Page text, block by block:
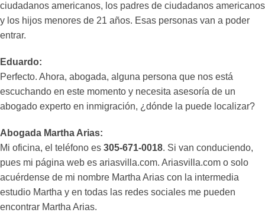
ciudadanos americanos, los padres de ciudadanos americanos
y los hijos menores de 21 años. Esas personas van a poder
entrar.
Eduardo:
Perfecto. Ahora, abogada, alguna persona que nos está
escuchando en este momento y necesita asesoría de un
abogado experto en inmigración, ¿dónde la puede localizar?
Abogada Martha Arias:
Mi oficina, el teléfono es 305-671-0018. Si van conduciendo,
pues mi página web es ariasvilla.com. Ariasvilla.com o solo
acuérdense de mi nombre Martha Arias con la intermedia
estudio Martha y en todas las redes sociales me pueden
encontrar Martha Arias.